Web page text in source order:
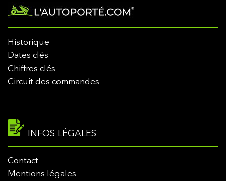
Historique
Dates clés
Chiffres clés
Circuit des commandes
INFOS LÉGALES
Contact
Mentions légales